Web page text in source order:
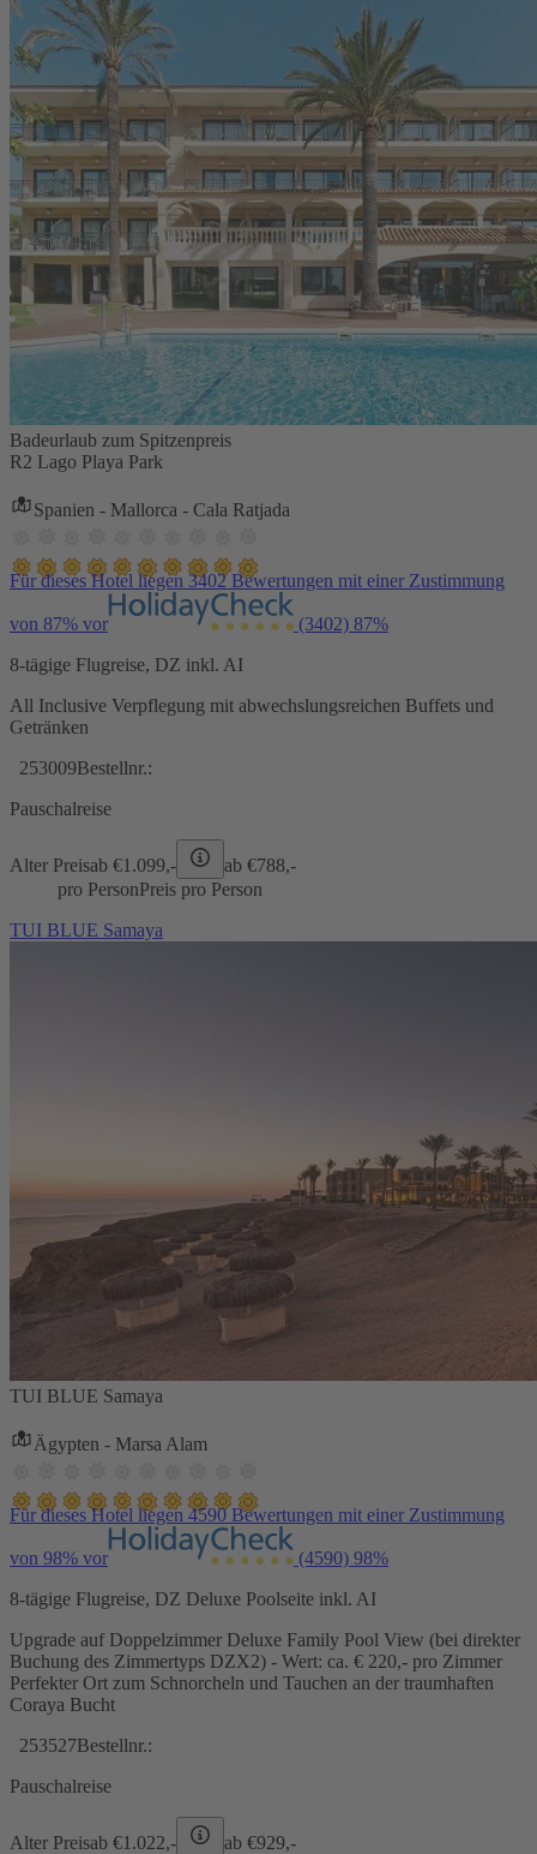
Badeurlaub zum Spitzenpreis
R2 Lago Playa Park
Spanien - Mallorca - Cala Ratjada
Für dieses Hotel liegen 3402 Bewertungen mit einer Zustimmung
von 87% vor (3402) 87%
8-tägige Flugreise, DZ inkl. AI
All Inclusive Verpflegung mit abwechslungsreichen Buffets und
Getränken
253009Bestellnr.:
Pauschalreise
Alter Preisab €1.099,- ab €788,-
pro PersonPreis pro Person
TUI BLUE Samaya
TUI BLUE Samaya
Ägypten - Marsa Alam
Für dieses Hotel liegen 4590 Bewertungen mit einer Zustimmung
von 98% vor (4590) 98%
8-tägige Flugreise, DZ Deluxe Poolseite inkl. AI
Upgrade auf Doppelzimmer Deluxe Family Pool View (bei direkter
Buchung des Zimmertyps DZX2) - Wert: ca. € 220,- pro Zimmer
Perfekter Ort zum Schnorcheln und Tauchen an der traumhaften
Coraya Bucht
253527Bestellnr.:
Pauschalreise
Alter Preisab €1.022,- ab €929,-